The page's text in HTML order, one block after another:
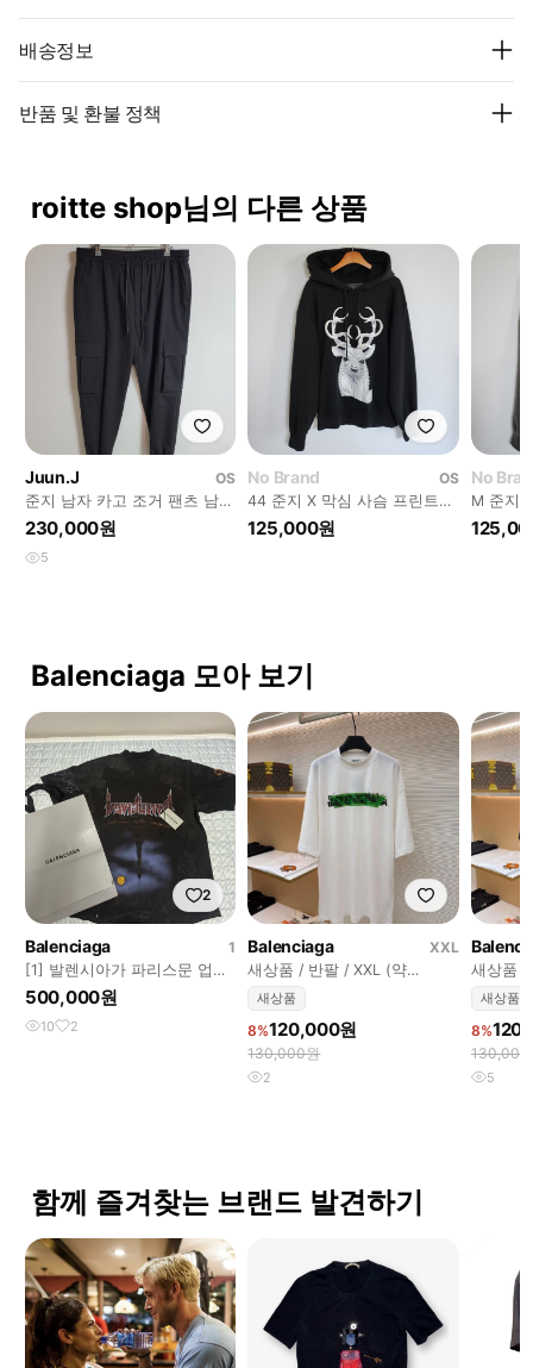
배송정보
반품 및 환불 정책
roitte shop님의 다른 상품
Juun.J
OS
준지 남자 카고 조거 팬츠 남성
바지 블랙 JC0721P315 [46]
230,000원
5
No Brand
OS
44 준지 X 막심 사슴 프린트
자수 남성 후드티
JC7841P345
125,000원
No
M 준지
수 맨투
Balenciaga 모아 보기
2
Balenciaga
1
[1] 발렌시아가 파리스문 업사
이드 다운 반팔 티셔츠
500,000원
10 2
Balenciaga
XXL
새상품 / 반팔 / XXL (약
110~115 사이즈)
새상품
8%120,000원
130,000원
2
새상품 /
이즈)
새상품
8%
130,000
5
함께 즐겨찾는 브랜드 발견하기